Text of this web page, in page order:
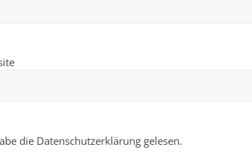
die Datenschutzerklärung gelesen.